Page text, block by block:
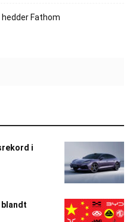
hedder Fathom
i